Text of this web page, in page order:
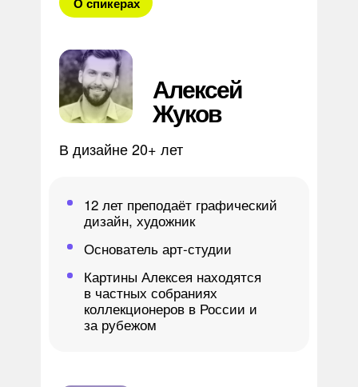
В дизайне 20+ лет
Основатель арт-студии
Картины Алексея находятся
в частных собраниях
коллекционеров в России и
за рубежом
Алексей
Жуков
12 лет преподаёт графический
дизайн, художник